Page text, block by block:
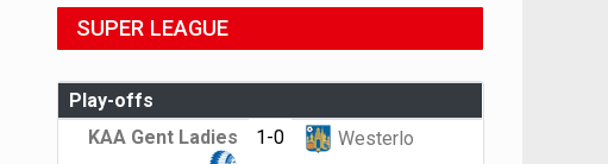
SUPER LEAGUE
Play-offs
KAA Gent Ladies
1-0 Westerlo